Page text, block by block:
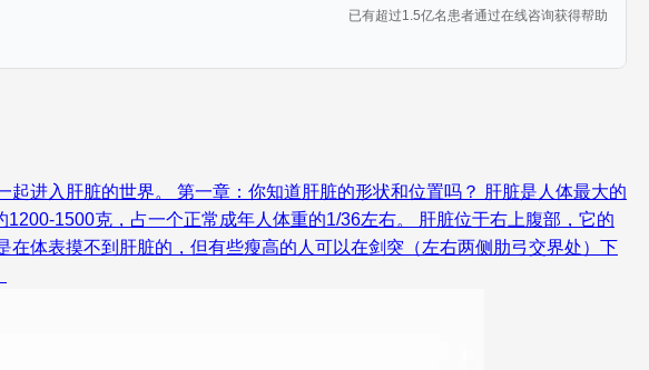
已有超过1.5亿名患者通过在线咨询获得帮助
进入肝脏的世界。 第一章：你知道肝脏的形状和位置吗？ 肝脏是人体最大的
1500克，占一个正常成年人体重的1/36左右。 肝脏位于右上腹部，它的
体表摸不到肝脏的，但有些瘦高的人可以在剑突（左右两侧肋弓交界处）下